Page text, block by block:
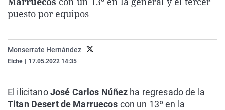
La rosa de los vientos
Como el perro y el
Caso
Equipo de
Extremadura
La Rioja
Virales
Elecciones
puesto por equipos
Monserrate Hernández
Elche 17.05.2022 14:35
El ilicitanoJosé Carlos Núñez ha regresado de la
Titan Desert de Marruecos con un 13º en la